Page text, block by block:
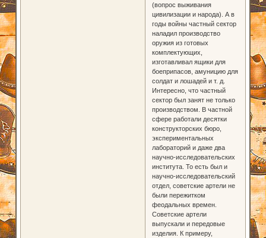
(вопрос выживания
цивилизации и народа). А в
годы войны частный сектор
наладил производство
оружия из готовых
комплектующих,
изготавливал ящики для
боеприпасов, амуницию для
солдат и лошадей и т. д.
Интересно, что частный
сектор был занят не только
производством. В частной
сфере работали десятки
конструкторских бюро,
экспериментальных
лабораторий и даже два
научно-исследовательских
института. То есть был и
научно-исследовательский
отдел, советские артели не
были пережитком
феодальных времен.
Советские артели
выпускали и передовые
изделия. К примеру,